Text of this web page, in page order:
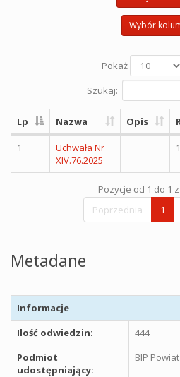
Wybór
Pokaż
Szukaj:
Lp Nazwa Opis
1
Uchwała Nr
XIV.76.2025
Pozycje od 1 do 1 z
Poprzednia
1
Metadane
Informacje
Ilość odwiedzin:
444
Podmiot
udostępniający:
BIP